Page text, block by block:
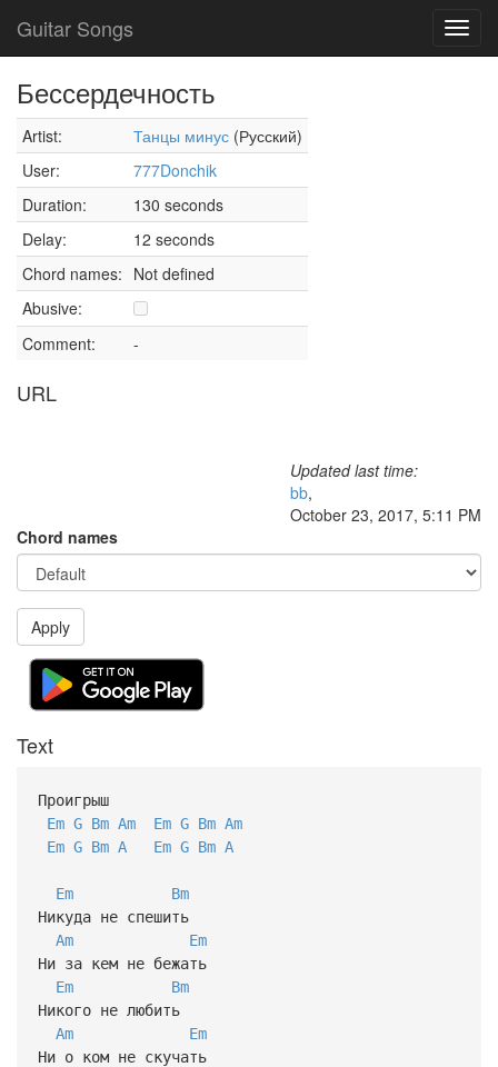
Guitar Songs
Бессердечность
Artist: Танцы минус (Русский)
User:
777Donchik
Duration:
130 seconds
Delay:
12 seconds
Chord names: Not defined
Abusive:
Comment:
-
URL
Updated last time:
bb,
October 23, 2017, 5:11 PM
Chord names
Apply
Text
Проигрыш
Em G Bm Am Em G Bm Am
Em G Bm A Em G Bm A
Em
Bm
Никуда не спешить
Am
Em
Ни за кем не бежать
Em
Bm
Никого не любить
Am
Em
Ни о ком не скучать